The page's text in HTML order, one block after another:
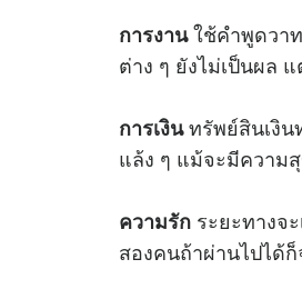
การงานใช้คำพูดวาท
ต่าง ๆ ยังไม่เป็นผล
การเงินทรัพย์สินเงิน
แล้ง ๆ แม้จะมีความ
ความรัก ระยะทางจ
สองคนถ้าผ่านไปได้